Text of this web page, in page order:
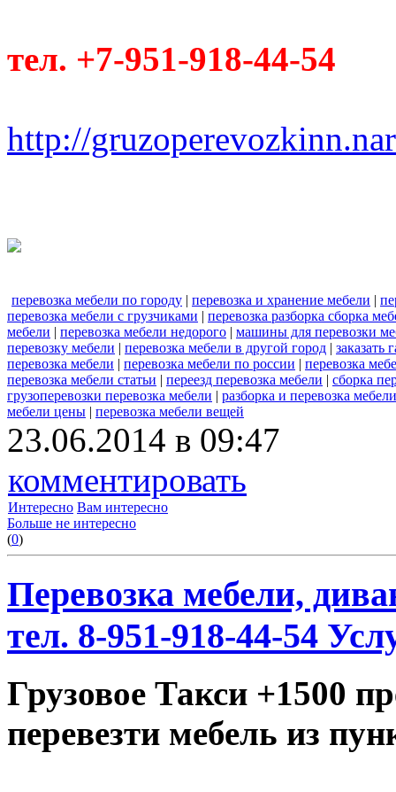
тел. +7-951-918-44-54
http://
перевозка мебели по городу | перевозка и хранение мебели |
перевозка мебели с грузчиками | перевозка разборка сборка
мебели | перевозка мебели недорого | машины для перевозки
перевозку мебели | перевозка мебели в другой город | заказать
перевозка мебели | перевозка мебели по россии | перевозка
перевозка мебели статьи | переезд перевозка мебели | сборка
грузоперевозки перевозка мебели | разборка и перевозка мебели
мебели цены | перевозка мебели вещей
23.06.2014 в 09:47
комментировать
Интересно Вам интересно
Больше не интересно
(0)
Перевозка мебели,
тел. 8-951-918-44-54
Грузовое Такси +1500
перевезти мебель из